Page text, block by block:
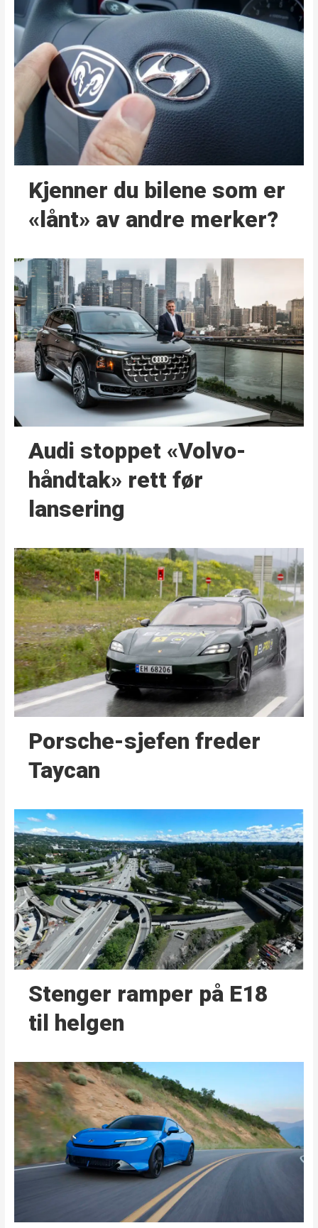
Kjenner du bilene som er
«lånt» av andre merker?
Audi stoppet «Volvo-
håndtak» rett før
lansering
Porsche-sjefen freder
Taycan
Stenger ramper på E18
til helgen